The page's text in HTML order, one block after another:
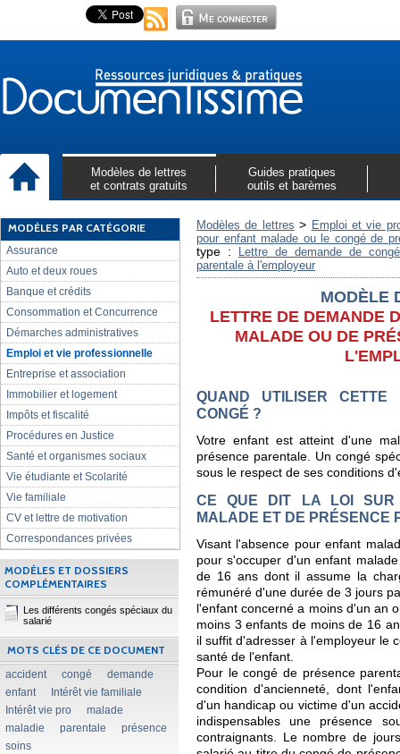
Modèles de lettres
et contrats gratuits
Guides pratiques
outils et barèmes
MODÈLES PAR CATÉGORIE
Assurance
Auto et deux roues
Banque et crédits
Consommation et Concurrence
Démarches administratives
Emploi et vie professionnelle
Entreprise et association
Immobilier et logement
Impôts et fiscalité
Procédures en Justice
Santé et organismes sociaux
Vie étudiante et Scolarité
Vie familiale
CV et lettre de motivation
Correspondances privées
MODÈLES ET DOSSIERS
COMPLÉMENTAIRES
Les différents congés spéciaux du
salarié
MOTS CLÉS DE CE DOCUMENT
accident congé
demande
enfant
Intérêt vie familiale
Intérêt vie pro
malade
maladie
parentale
présence
soins
Modèles de lettres > Emploi et vie
pour enfant malade ou le congé de
type :
Lettre de demande de
parentale à l'employeur
MODÈLE
LETTRE DE DEMANDE
MALADE OU DE
QUAND UTILISER
CONGÉ ?
Votre enfant est atteint d'une
présence parentale. Un congé
sous le respect de ses conditions
CE QUE DIT LA LOI SUR
MALADE ET DE PRÉSENCE
Visant l'absence pour enfant
pour s'occuper d'un enfant
de 16 ans dont il assume la
rémunéré d'une durée de 3 jours
l'enfant concerné a moins d'un an
moins 3 enfants de moins de 16
il suffit d'adresser à l'employeur le
santé de l'enfant.
Pour le congé de présence
condition d'ancienneté, dont
d'un handicap ou victime d'un
indispensables une présence
contraignants. Le nombre de